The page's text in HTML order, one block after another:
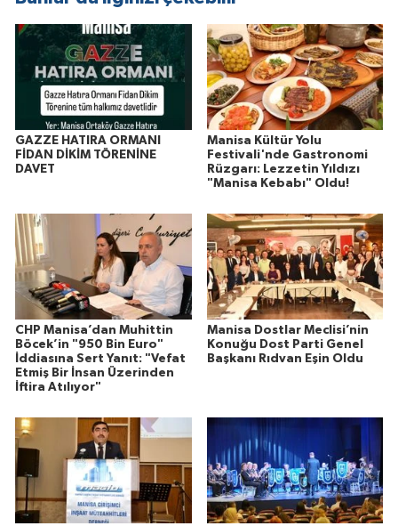
GAZZE HATIRA ORMANI
FİDAN DİKİM TÖRENİNE
DAVET
Manisa Kültür Yolu
Festivali'nde Gastronomi
Rüzgarı: Lezzetin Yıldızı
"Manisa Kebabı" Oldu!
CHP Manisa’dan Muhittin
Böcek’in "950 Bin Euro"
İddiasına Sert Yanıt: "Vefat
Etmiş Bir İnsan Üzerinden
İftira Atılıyor"
Manisa Dostlar Meclisi’nin
Konuğu Dost Parti Genel
Başkanı Rıdvan Eşin Oldu